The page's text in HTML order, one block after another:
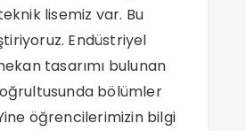
lisemiz var. Bu
Endüstriyel
tasarımı bulunan
bölümler
öğrencilerimizin bilgi